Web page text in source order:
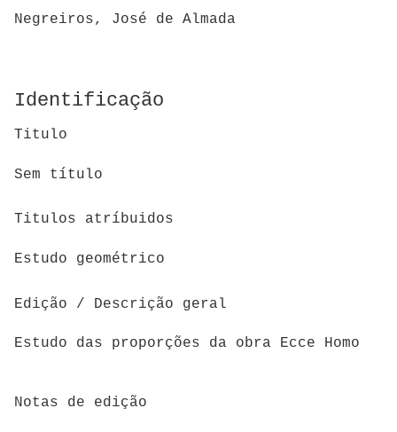
Negreiros, José de Almada
Identificação
Titulo
Sem título
Titulos atríbuidos
Estudo geométrico
Edição / Descrição geral
Estudo das proporções da obra Ecce Homo
Notas de edição